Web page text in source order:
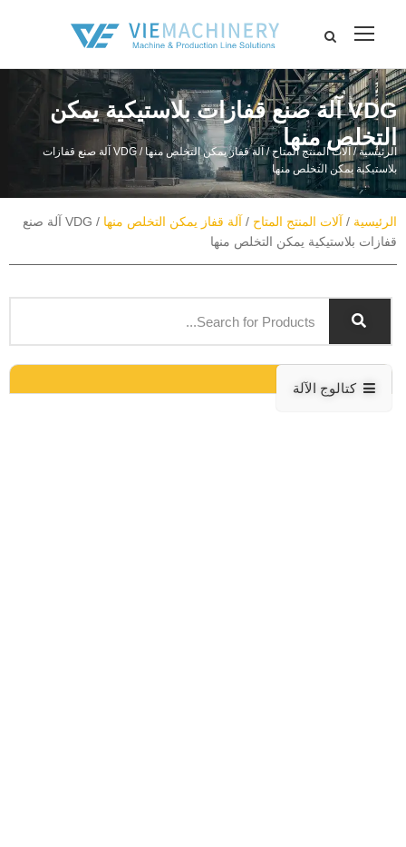
VDG آلة صنع قفازات بلاستيكية يمكن
التخلص منها
الرئيسية/ آلات المنتج المتاح/آلة قفاز يمكن التخلص منها
/ VDG آلة صنع قفازات
بلاستيكية يمكن التخلص منها
الرئيسية / آلات المنتج المتاح / آلة قفاز يمكن التخلص منها
/ VDG آلة صنع
قفازات بلاستيكية يمكن التخلص منها
كتالوج الآلة